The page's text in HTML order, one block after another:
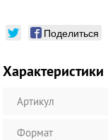
Поделиться
Характеристики
Артикул
Формат